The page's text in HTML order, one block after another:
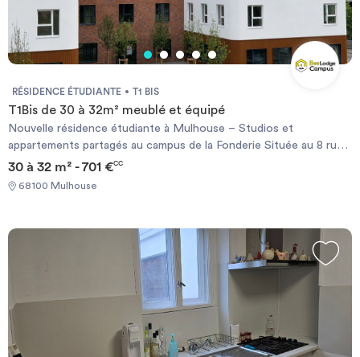
RÉSIDENCE ÉTUDIANTE T1 BIS
T1Bis de 30 à 32m² meublé et équipé
Nouvelle résidence étudiante à Mulhouse – Studios et
appartements partagés au campus de la Fonderie Située au 8 rue
Dante à Mulhouse , cette nouvelle résidence ouvre fin juillet et
propose des studios privatifs ainsi que des appartements
laverie sur place, wifi fibre très haut débit, accès Vigik et
une solution idéale pour se loger dans un environnement
fonctionnel, convivial et rassurant. Les écoles supérieurs et
centre de formations en proximité immédiate juste en face :
Epitech Ecole 42 PHG gaming school UHA ( Universite Haute
Alsace) Faculté des Sciences Économiques Sociales et Juridiques
(FSESJ) UIMM Pôle formation UIMM Alsace - Mulhouse -
30 à 32 m² - 701 €CC
68100 Mulhouse